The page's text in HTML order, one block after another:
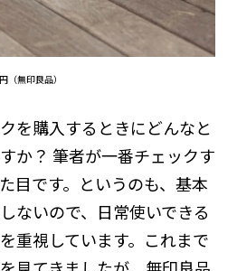
（無印良品）
を購入するときにどんなと
か？ 筆者が一番チェックす
目です。というのも、基本
ないので、日常使いできる
重視しています。これまで